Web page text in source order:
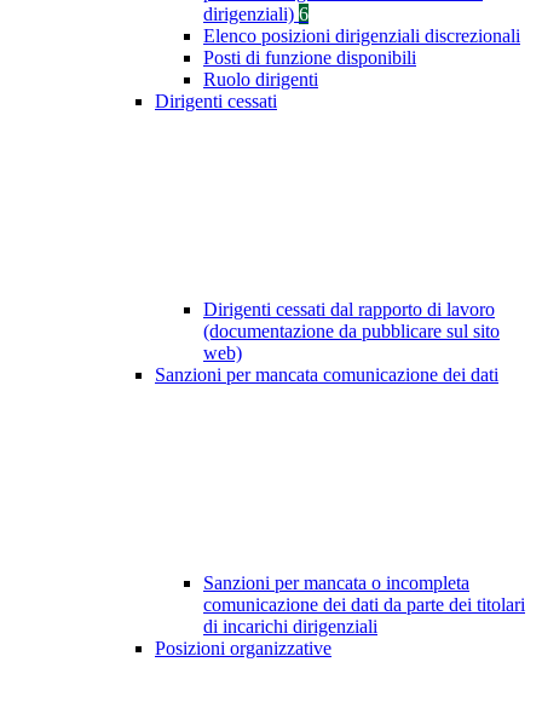
dirigenziali) 6
Elenco posizioni dirigenziali discrezionali
Posti di funzione disponibili
Ruolo dirigenti
Dirigenti cessati
Dirigenti cessati dal rapporto di lavoro
(documentazione da pubblicare sul sito
web)
Sanzioni per mancata comunicazione dei dati
Sanzioni per mancata o incompleta
comunicazione dei dati da parte dei titolari
di incarichi dirigenziali
Posizioni organizzative